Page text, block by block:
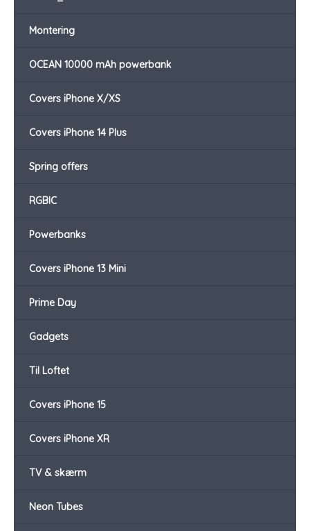
Montering
OCEAN 10000 mAh powerbank
Covers iPhone X/XS
Covers iPhone 14 Plus
Spring offers
RGBIC
Powerbanks
Covers iPhone 13 Mini
Prime Day
Gadgets
Til Loftet
Covers iPhone 15
Covers iPhone XR
TV & skærm
Neon Tubes